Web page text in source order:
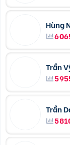
Hùng
Trần
Trần